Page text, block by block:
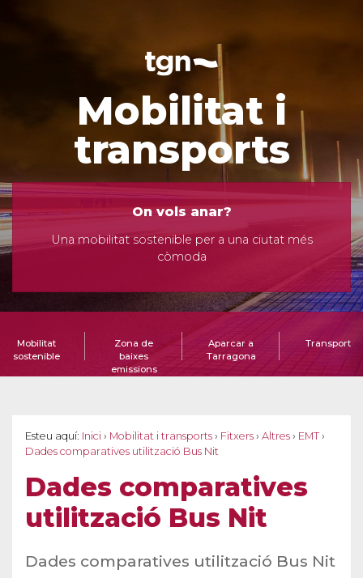
Mobilitat i
transports
On vols anar?
Una mobilitat sostenible per a una ciutat més
còmoda
Mobilitat
sostenible
Zona de
baixes
emissions
Aparcar a
Tarragona
Transport
Esteu aquí: Inici › Mobilitat i transports › Fitxers › Altres › EMT ›
Dades comparatives utilització Bus Nit
Dades comparatives
utilització Bus Nit
Dades comparatives utilització Bus Nit